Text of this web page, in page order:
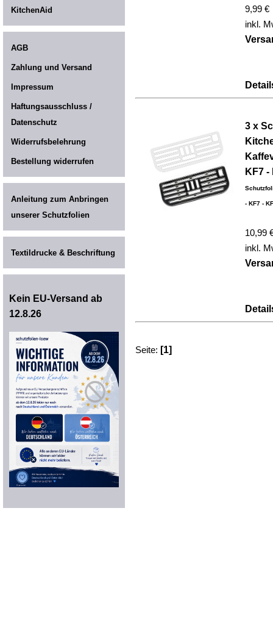
KitchenAid
AGB
Zahlung und Versand
Impressum
Haftungsausschluss /
Datenschutz
Widerrufsbelehrung
Bestellung widerrufen
Anleitung zum Anbringen
unserer Schutzfolien
Textildrucke & Beschriftung
Kein EU-Versand ab
12.8.26
9,99 €
inkl.
3 x
KF7 -
- KF7 -
10,99
inkl.
Seite: [1]